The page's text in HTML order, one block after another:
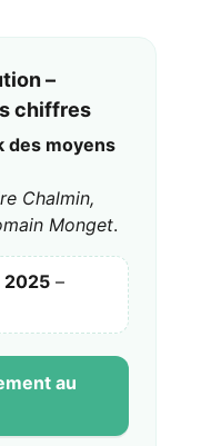
–
chiffres
des moyens
Chalmin,
Monget.
2025 –
au